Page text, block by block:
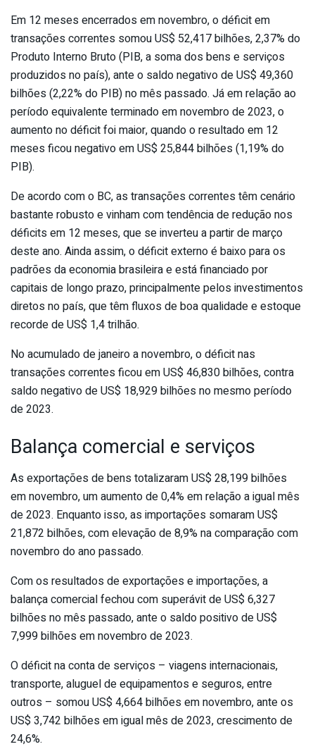
Em 12 meses encerrados em novembro, o déficit em
transações correntes somou US$ 52,417 bilhões, 2,37% do
Produto Interno Bruto (PIB, a soma dos bens e serviços
produzidos no país), ante o saldo negativo de US$ 49,360
bilhões (2,22% do PIB) no mês passado. Já em relação ao
período equivalente terminado em novembro de 2023, o
aumento no déficit foi maior, quando o resultado em 12
meses ficou negativo em US$ 25,844 bilhões (1,19% do
PIB).
De acordo com o BC, as transações correntes têm cenário
bastante robusto e vinham com tendência de redução nos
déficits em 12 meses, que se inverteu a partir de março
deste ano. Ainda assim, o déficit externo é baixo para os
padrões da economia brasileira e está financiado por
capitais de longo prazo, principalmente pelos investimentos
diretos no país, que têm fluxos de boa qualidade e estoque
recorde de US$ 1,4 trilhão.
No acumulado de janeiro a novembro, o déficit nas
transações correntes ficou em US$ 46,830 bilhões, contra
saldo negativo de US$ 18,929 bilhões no mesmo período
de 2023.
Balança comercial e serviços
As exportações de bens totalizaram US$ 28,199 bilhões
em novembro, um aumento de 0,4% em relação a igual mês
de 2023. Enquanto isso, as importações somaram US$
21,872 bilhões, com elevação de 8,9% na comparação com
novembro do ano passado.
Com os resultados de exportações e importações, a
balança comercial fechou com superávit de US$ 6,327
bilhões no mês passado, ante o saldo positivo de US$
7,999 bilhões em novembro de 2023.
O déficit na conta de serviços – viagens internacionais,
transporte, aluguel de equipamentos e seguros, entre
outros – somou US$ 4,664 bilhões em novembro, ante os
US$ 3,742 bilhões em igual mês de 2023, crescimento de
24,6%.